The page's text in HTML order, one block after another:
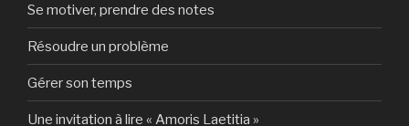
Se motiver, prendre des notes
Résoudre un problème
Gérer son temps
Une invitation à lire « Amoris Laetitia »